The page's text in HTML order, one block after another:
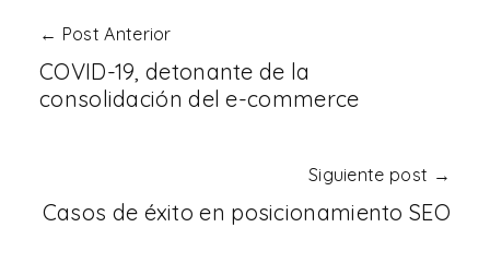
← Post Anterior
COVID-19, detonante de la
consolidación del e-commerce
Siguiente post →
Casos de éxito en posicionamiento SEO